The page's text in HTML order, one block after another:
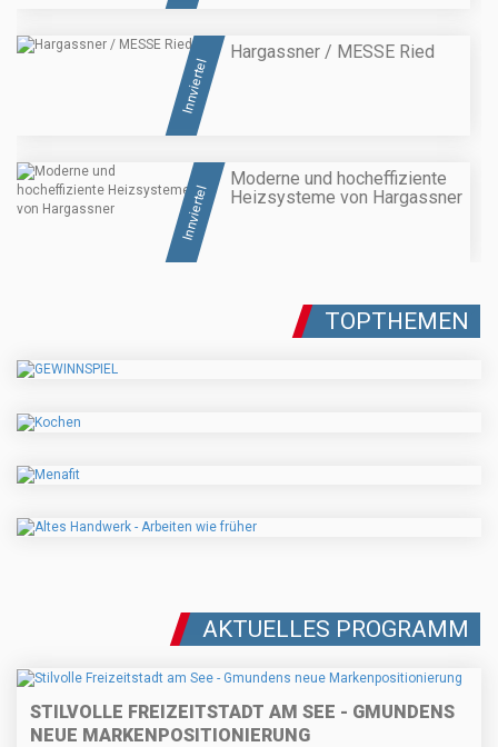
Innviertel
Hargassner / MESSE Ried
Innviertel
Moderne und hocheffiziente
Heizsysteme von Hargassner
TOPTHEMEN
AKTUELLES PROGRAMM
STILVOLLE FREIZEITSTADT AM SEE - GMUNDENS
NEUE MARKENPOSITIONIERUNG